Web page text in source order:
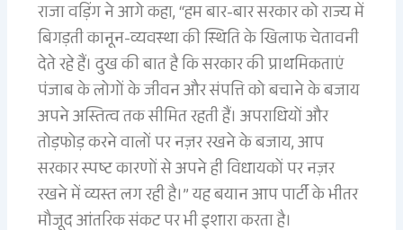
राजा वड़िंग ने आगे कहा, “हम बार-बार सरकार को राज्य में
बिगड़ती कानून-व्यवस्था की स्थिति के खिलाफ चेतावनी
देते रहे हैं। दुख की बात है कि सरकार की प्राथमिकताएं
पंजाब के लोगों के जीवन और संपत्ति को बचाने के बजाय
अपने अस्तित्व तक सीमित रहती हैं। अपराधियों और
तोड़फोड़ करने वालों पर नज़र रखने के बजाय, आप
सरकार स्पष्ट कारणों से अपने ही विधायकों पर नज़र
रखने में व्यस्त लग रही है।” यह बयान आप पार्टी के भीतर
मौजूद आंतरिक संकट पर भी इशारा करता है।